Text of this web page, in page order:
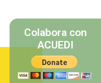
Colabora con
ACUEDI